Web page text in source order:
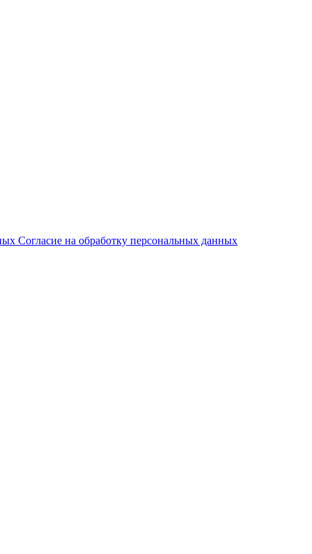
Согласие на обработку персональных данных